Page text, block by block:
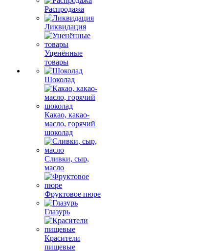
Распродажа
Ликвидация
Уценённые
товары
Шоколад
Какао, какао-
масло, горячий
шоколад
Сливки, сыр,
масло
Фруктовое пюре
Глазурь
Красители
пищевые